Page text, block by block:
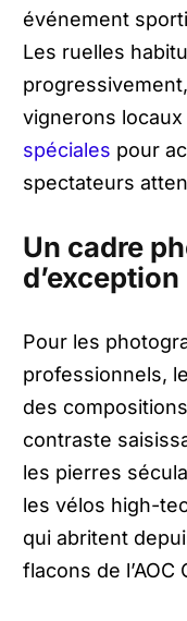
événement
Les ruelles
vignerons
spéciales pour
spectateurs
Un cadre
d’exception
Pour les
professionnels,
des
contraste
les pierres
les vélos high-
qui abritent
flacons de l’AOC